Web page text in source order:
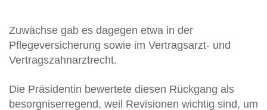
Zuwächse gab es dagegen etwa in der
Pflegeversicherung sowie im Vertragsarzt- und
Vertragszahnarztrecht.
Die Präsidentin bewertete diesen Rückgang als
besorgniserregend, weil Revisionen wichtig sind, um